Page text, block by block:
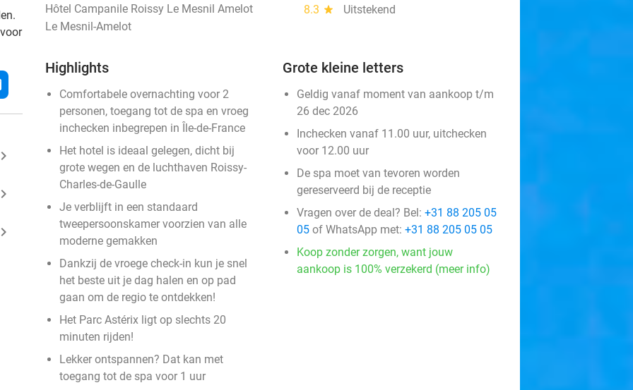
keyboard_arrow_right
keyboard_arrow_right
keyboard_arrow_right
Hôtel Campanile Roissy Le Mesnil Amelot 8.3 star
Uitstekend
Le Mesnil-Amelot
Highlights
Comfortabele overnachting voor 2
personen, toegang tot de spa en vroeg
inchecken inbegrepen in Île-de-France
Het hotel is ideaal gelegen, dicht bij
grote wegen en de luchthaven Roissy-
Charles-de-Gaulle
Je verblijft in een standaard
tweepersoonskamer voorzien van alle
moderne gemakken
Dankzij de vroege check-in kun je snel
het beste uit je dag halen en op pad
gaan om de regio te ontdekken!
Het Parc Astérix ligt op slechts 20
minuten rijden!
Lekker ontspannen? Dat kan met
toegang tot de spa voor 1 uur
Grote kleine letters
Geldig vanaf moment van aankoop t/m
26 dec 2026
Inchecken vanaf 11.00 uur, uitchecken
voor 12.00 uur
De spa moet van tevoren worden
gereserveerd bij de receptie
Vragen over de deal? Bel: +31 88 205 05
05 of WhatsApp met: +31 88 205 05 05
Koop zonder zorgen, want jouw
aankoop is 100% verzekerd (meer info)